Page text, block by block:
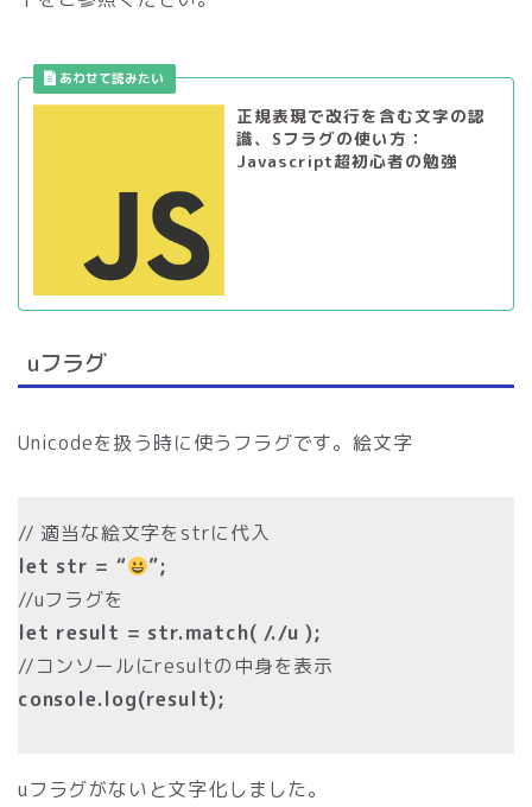
正規表現で改行を含む文字の認
識、Sフラグの使い方：
Javascript超初心者の勉強
uフラグ
Unicodeを扱う時に使うフラグです。絵文字
// 適当な絵文字をstrに代入
let str = “
”;
//uフラグを
let result = str.match( /./u );
//コンソールにresultの中身を表示
console.log(result);
uフラグがないと文字化しました。